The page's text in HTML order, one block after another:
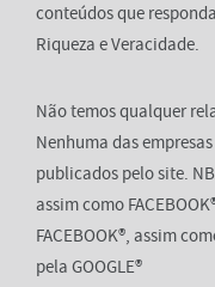
conteúdos que
Riqueza e Veracidade.
Não temos qualquer
Nenhuma das
publicados pelo site.
assim como
FACEBOOK®, assim
pela GOOGLE®